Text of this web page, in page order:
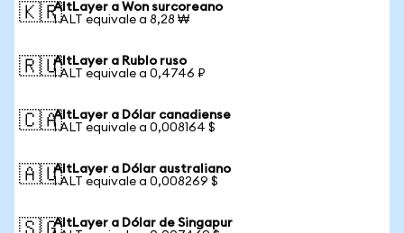
🇰🇷AltLayer a Won surcoreano
1 ALT equivale a 8,28 ₩
🇷🇺AltLayer a Rublo ruso
1 ALT equivale a 0,4746 ₽
🇨🇦AltLayer a Dólar canadiense
1 ALT equivale a 0,008164 $
🇦🇺AltLayer a Dólar australiano
1 ALT equivale a 0,008269 $
AltLayer a Dólar de Singapur